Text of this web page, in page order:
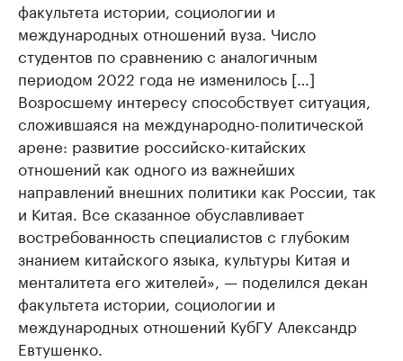
факультета истории, социологии и
международных отношений вуза. Число
студентов по сравнению с аналогичным
периодом 2022 года не изменилось […]
Возросшему интересу способствует ситуация,
сложившаяся на международно-политической
арене: развитие российско-китайских
отношений как одного из важнейших
направлений внешних политики как России, так
и Китая. Все сказанное обуславливает
востребованность специалистов с глубоким
знанием китайского языка, культуры Китая и
менталитета его жителей», — поделился декан
факультета истории, социологии и
международных отношений КубГУ Александр
Евтушенко.